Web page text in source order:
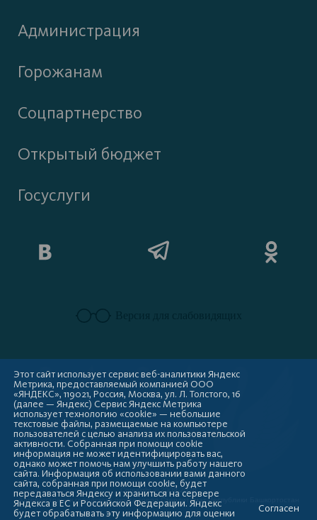
Администрация
Горожанам
Соцпартнерство
Открытый бюджет
Госуслуги
Copyright © 2009-2026
Администрация городского округа город Стерлитамак Республики Башкортостан
Этот сайт использует сервис веб-аналитики Яндекс
Метрика, предоставляемый компанией ООО
«ЯНДЕКС», 119021, Россия, Москва, ул. Л. Толстого, 16
(далее — Яндекс) Сервис Яндекс Метрика
использует технологию «cookie» — небольшие
текстовые файлы, размещаемые на компьютере
пользователей с целью анализа их пользовательской
активности. Собранная при помощи cookie
информация не может идентифицировать вас,
однако может помочь нам улучшить работу нашего
сайта. Информация об использовании вами данного
сайта, собранная при помощи cookie, будет
передаваться Яндексу и храниться на сервере
Яндекса в ЕС и Российской Федерации. Яндекс
будет обрабатывать эту информацию для оценки
Согласен